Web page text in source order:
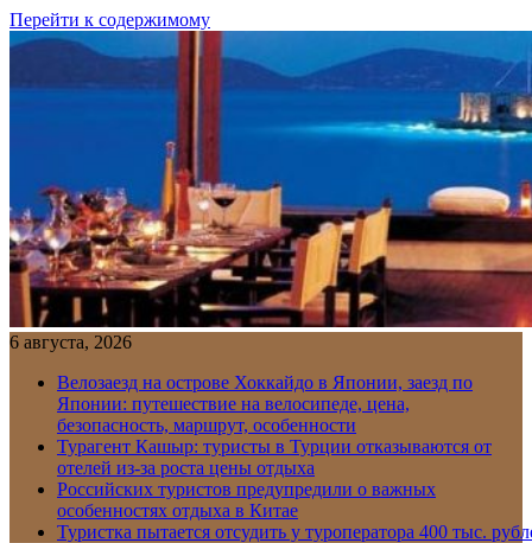
Перейти к содержимому
6 августа, 2026
Велозаезд на острове Хоккайдо в Японии, заезд по
Японии: путешествие на велосипеде, цена,
безопасность, маршрут, особенности
Турагент Кашыр: туристы в Турции отказываются от
отелей из-за роста цены отдыха
Российских туристов предупредили о важных
особенностях отдыха в Китае
Туристка пытается отсудить у туроператора 400 тыс.